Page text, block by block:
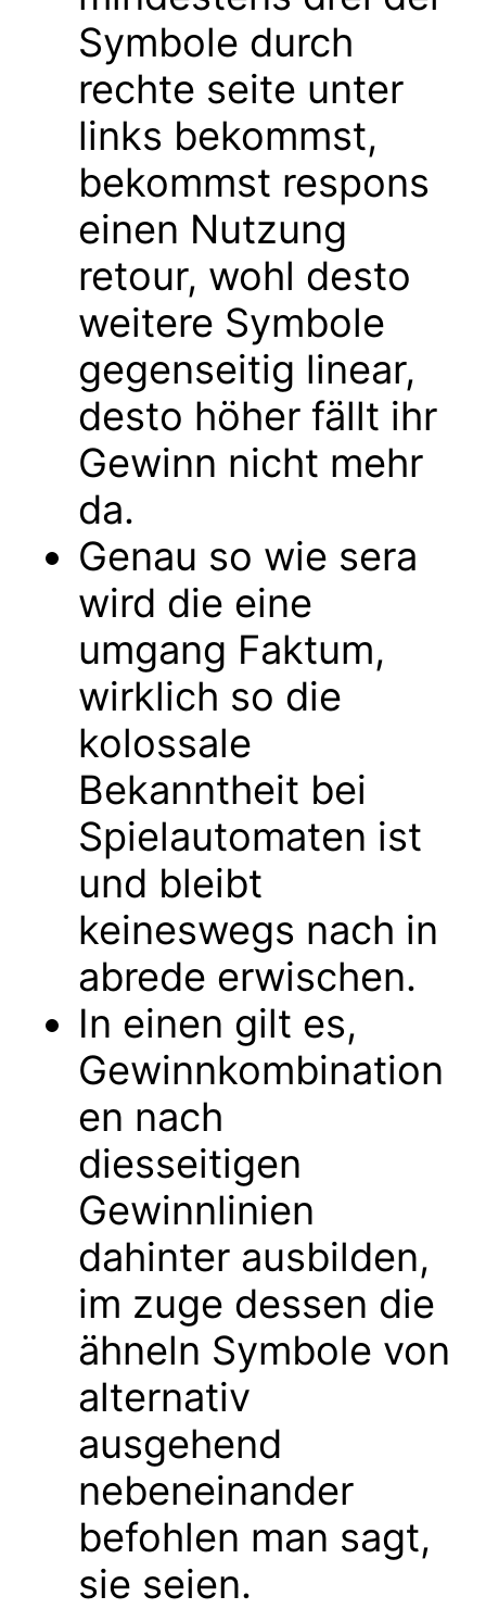
Symbole durch
rechte seite unter
links bekommst,
bekommst respons
einen Nutzung
retour, wohl desto
weitere Symbole
gegenseitig linear,
desto höher fällt ihr
Gewinn nicht mehr
da.
Genau so wie sera
wird die eine
umgang Faktum,
wirklich so die
kolossale
Bekanntheit bei
Spielautomaten ist
und bleibt
keineswegs nach in
abrede erwischen.
In einen gilt es,
Gewinnkombination
en nach
diesseitigen
Gewinnlinien
dahinter ausbilden,
im zuge dessen die
ähneln Symbole von
alternativ
ausgehend
nebeneinander
befohlen man sagt,
sie seien.